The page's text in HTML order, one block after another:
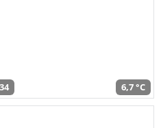
6,7 °C